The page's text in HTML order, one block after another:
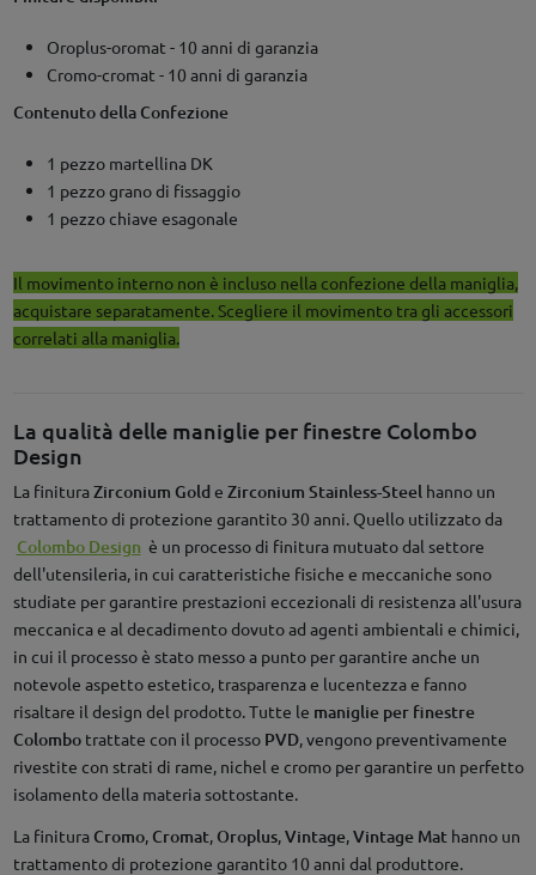
Oroplus-oromat - 10 anni di garanzia
Cromo-cromat - 10 anni di garanzia
Contenuto della Confezione
1 pezzo martellina DK
1 pezzo grano di fissaggio
1 pezzo chiave esagonale
Il movimento interno non è incluso nella confezione della maniglia,
acquistare separatamente. Scegliere il movimento tra gli accessori
correlati alla maniglia.
La qualità delle maniglie per finestre Colombo
Design
La finituraZirconium Golde Zirconium Stainless-Steel hanno un
trattamento di protezione garantito 30 anni. Quello utilizzato da
Colombo Design è un processo di finitura mutuato dal settore
dell'utensileria, in cui caratteristiche fisiche e meccaniche sono
studiate per garantire prestazioni eccezionali di resistenza all'usura
meccanica e al decadimento dovuto ad agenti ambientali e chimici,
in cui il processo è stato messo a punto per garantire anche un
notevole aspetto estetico, trasparenza e lucentezza e fanno
risaltare il design del prodotto. Tutte le maniglie per finestre
Colombotrattate con il processo PVD, vengono preventivamente
rivestite con strati di rame, nichel e cromo per garantire un perfetto
isolamento della materia sottostante.
La finitura Cromo, Cromat, Oroplus, Vintage, Vintage Mathanno un
trattamento di protezione garantito 10 anni dal produttore.